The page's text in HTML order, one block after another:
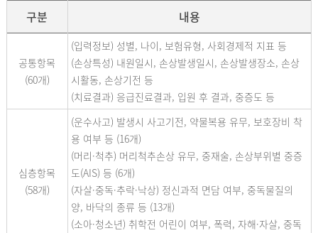
구분 내용
공통항목
(60개)
(입력정보) 성별, 나이, 보험유형, 사회경제적 지표 등
(손상특성) 내원일시, 손상발생일시, 손상발생장소, 손상
시활동, 손상기전 등
(치료결과) 응급진료결과, 입원 후 결과, 중증도 등
심층항목
(58개)
(운수사고) 발생시 사고기전, 약물복용 유무, 보호장비 착
용 여부 등 (16개)
(머리·척추) 머리척추손상 유무, 중재술, 손상부위별 중증
도(AIS) 등 (6개)
(자살·중독·추락·낙상) 정신과적 면담 여부, 중독물질의
양, 바닥의 종류 등 (13개)
(소아·청소년) 취학전 어린이 여부, 폭력, 자해·자살, 중독